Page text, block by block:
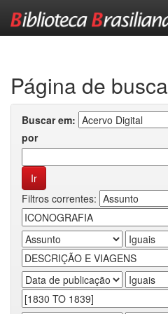
Página de busca
Buscar em:
por
Filtros correntes: